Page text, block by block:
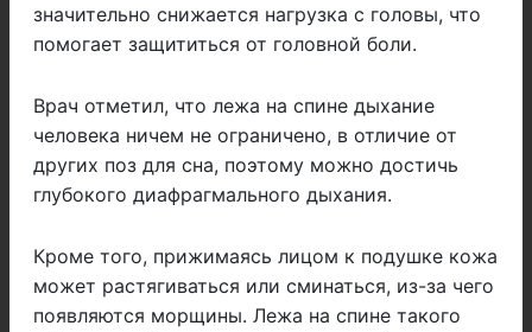
значительно снижается нагрузка с головы, что
помогает защититься от головной боли.
Врач отметил, что лежа на спине дыхание
человека ничем не ограничено, в отличие от
других поз для сна, поэтому можно достичь
глубокого диафрагмального дыхания.
Кроме того, прижимаясь лицом к подушке кожа
может растягиваться или сминаться, из-за чего
появляются морщины. Лежа на спине такого